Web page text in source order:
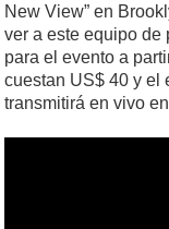
New View” en
ver a este equipo de
para el evento a
cuestan US$ 40 y el
transmitirá en vivo